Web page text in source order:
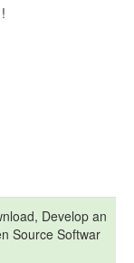
!
Develop an
Source Softwar